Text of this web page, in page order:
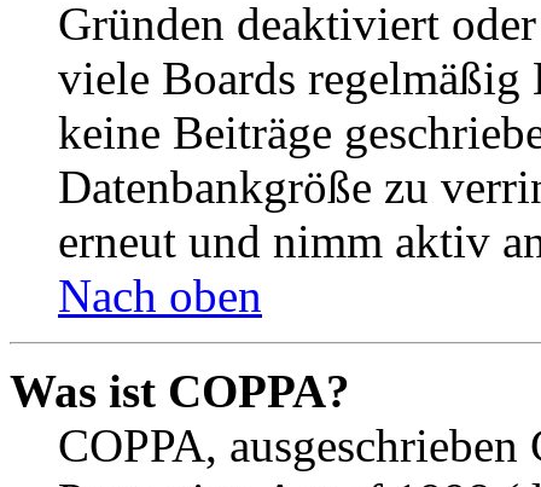
Gründen deaktiviert
viele Boards
keine Beiträge
Datenbankgröße zu
erneut und nimm aktiv
Nach oben
Was ist COPPA?
COPPA,